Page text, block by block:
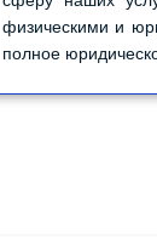
физическими и
полное